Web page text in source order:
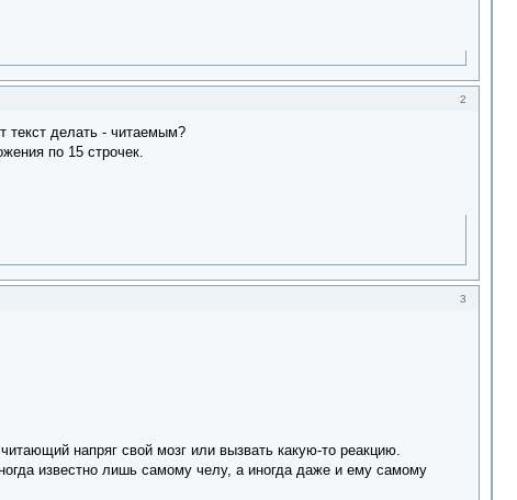
2
текст делать - читаемым?
по 15 строчек.
3
напряг свой мозг или вызвать какую-то реакцию.
известно лишь самому челу, а иногда даже и ему самому